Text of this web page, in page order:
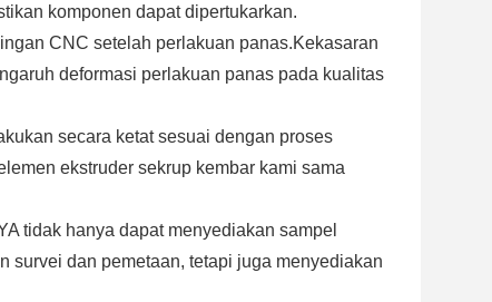
komponen dapat dipertukarkan.
CNC setelah perlakuan panas.Kekasaran
deformasi perlakuan panas pada kualitas
secara ketat sesuai dengan proses
ekstruder sekrup kembar kami sama
tidak hanya dapat menyediakan sampel
survei dan pemetaan, tetapi juga menyediakan